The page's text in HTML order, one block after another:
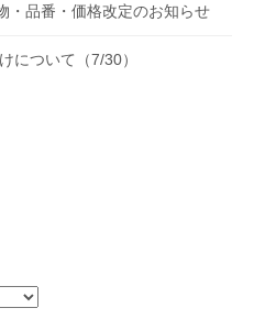
品番・価格改定のお知らせ
について（7/30）